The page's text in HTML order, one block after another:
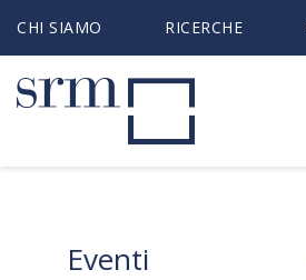
CHI SIAMO RICERCHE
Eventi